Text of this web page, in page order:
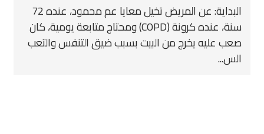
البداية: عن المريض تخيل معايا عم محمود، عنده 72
سنة، عنده كرونة (COPD) ومحتاج متابعة يومية، كان
صعب عليه يخرج من البيت بسبب ضيق التنفس والتعب
الس...